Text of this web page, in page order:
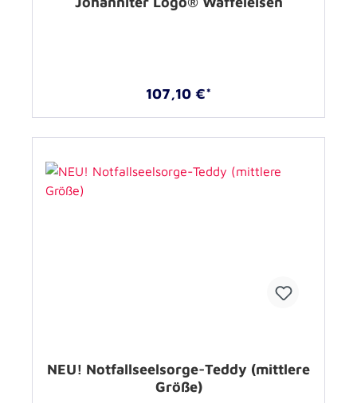
107,10 €*
NEU! Notfallseelsorge-Teddy (mittlere
Größe)